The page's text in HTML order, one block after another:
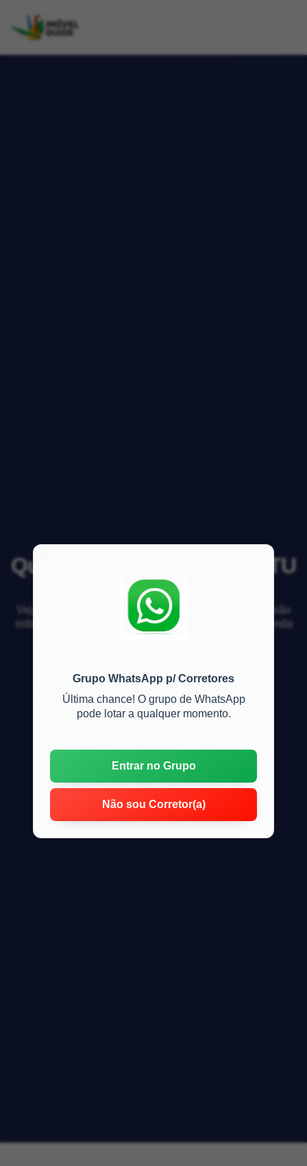
Grupo WhatsApp p/ Corretores
Última chance! O grupo de WhatsApp
pode lotar a qualquer momento.
Entrar no Grupo
Não sou Corretor(a)
Qual a porcentagem do IPTU
sobre o imóvel?
Veja respostas de especialistas e participe da discussão
sobre mercado imobiliário, financiamento, compra, venda
e locação de imóveis